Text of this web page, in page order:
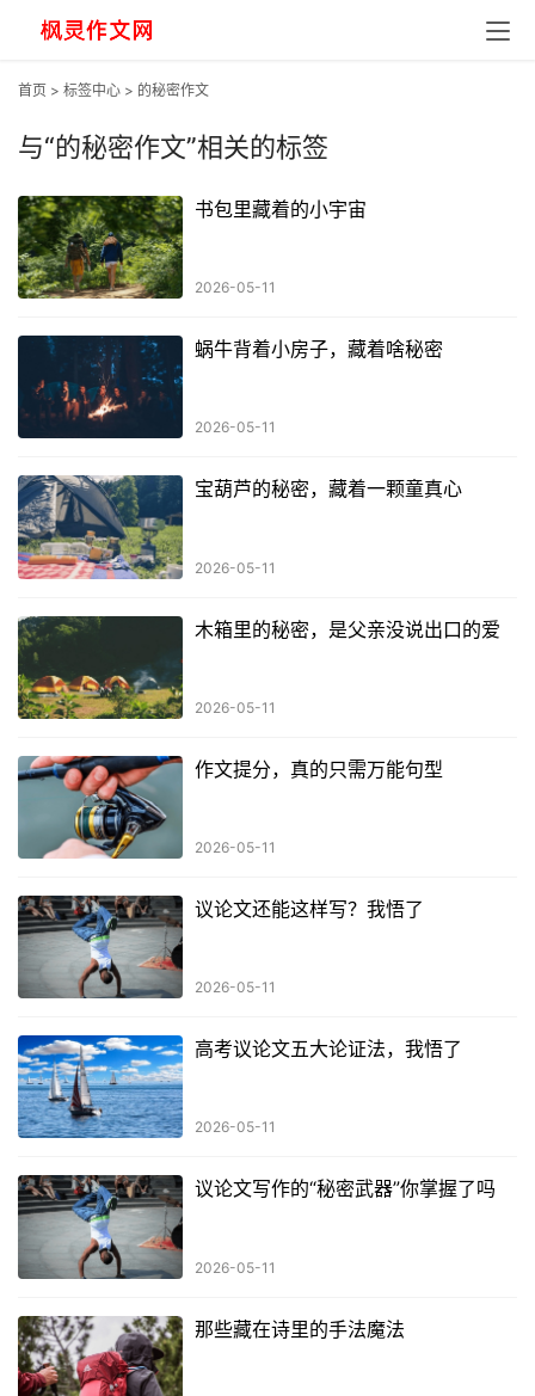
首页 > 标签中心 > 的秘密作文
与“的秘密作文”相关的标签
书包里藏着的小宇宙
2026-05-11
蜗牛背着小房子，藏着啥秘密
2026-05-11
宝葫芦的秘密，藏着一颗童真心
2026-05-11
木箱里的秘密，是父亲没说出口的爱
2026-05-11
作文提分，真的只需万能句型
2026-05-11
议论文还能这样写？我悟了
2026-05-11
高考议论文五大论证法，我悟了
2026-05-11
议论文写作的“秘密武器”你掌握了吗
2026-05-11
那些藏在诗里的手法魔法